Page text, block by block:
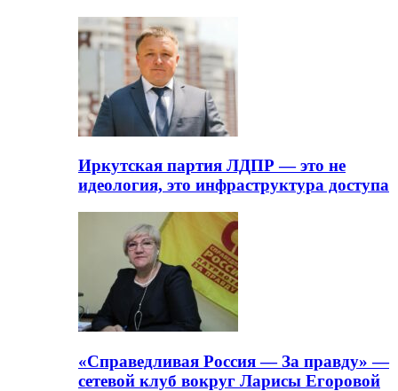
Иркутская партия ЛДПР — это не
идеология, это инфраструктура доступа
«Справедливая Россия — За правду» —
сетевой клуб вокруг Ларисы Егоровой